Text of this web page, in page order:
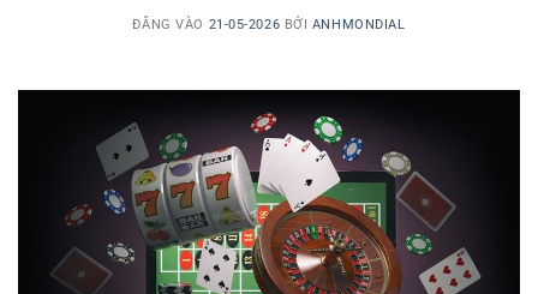
ĐĂNG VÀO 21-05-2026 BỞI ANHMONDIAL